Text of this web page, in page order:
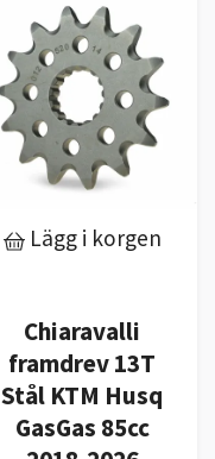
Lägg i korgen
Chiaravalli
framdrev 13T
Stål KTM Husq
GasGas 85cc